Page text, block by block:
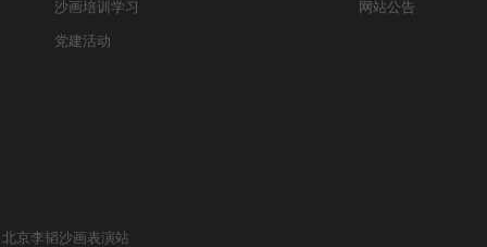
沙画培训学习
党建活动
网站公告
北京李韬沙画表演站